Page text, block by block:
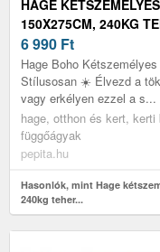
HAGE
150X275CM, 240KG
6 990 Ft
Hage Boho
Stílusosan ☀️ Élvezd a
vagy erkélyen ezzel a s...
hage, otthon és kert,
függőágyak
pepita.hu
Hasonlók, mint Hage
240kg teher...